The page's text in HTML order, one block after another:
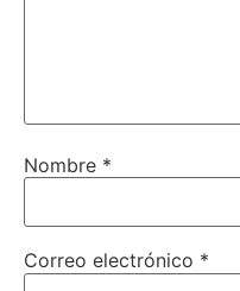
Nombre *
Correo electrónico *